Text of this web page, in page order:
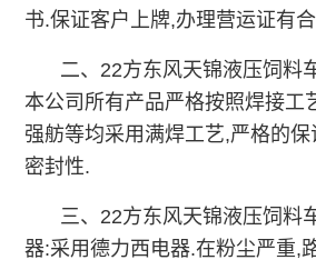
书.保证客户上牌,办理营运证有
二、 22方东风天锦液压饲料
本公司所有产品严格按照焊接工
强舫等均采用满焊工艺,严格的
密封性.
三、 22方东风天锦液压饲料
器:采用德力西电器.在粉尘严重,